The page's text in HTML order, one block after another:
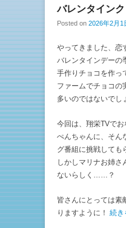
バレンタインク
Posted on 2026年2月1
やってきました、恋
バレンタインデーの
手作りチョコを作っ
ファームでチョコの
多いのではないでし
今回は、翔栄TVで
ぺんちゃんに、そん
グ番組に挑戦しても
しかしマリナお姉さ
ないらしく……？
皆さんにとっては素
りますように！ 続